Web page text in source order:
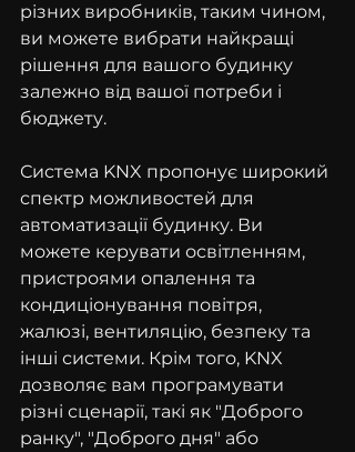
різних виробників, таким чином,
ви можете вибрати найкращі
рішення для вашого будинку
залежно від вашої потреби і
бюджету.
Система KNX пропонує широкий
спектр можливостей для
автоматизації будинку. Ви
можете керувати освітленням,
пристроями опалення та
кондиціонування повітря,
жалюзі, вентиляцію, безпеку та
інші системи. Крім того, KNX
дозволяє вам програмувати
різні сценарії, такі як "Доброго
ранку", "Доброго дня" або